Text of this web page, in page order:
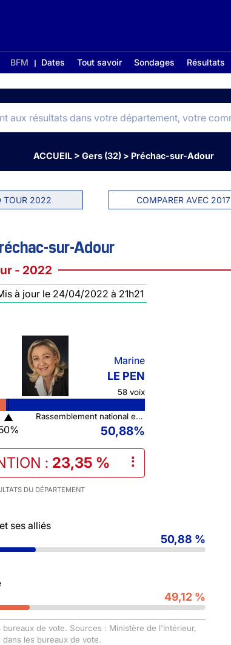
BFM Dates Tout savoir Sondages Résultats
ACCUEIL > Gers (32) > Préchac-sur-Adour
TOUR 2022 COMPARER AVEC 2017
sur-Adour
- 2022
à jour le 24/04/2022 à 21h21
Marine
LE PEN
58 voix
▲
Rassemblement national et ses alliés
50,88%
: 23,35 % ⠇
DU DÉPARTEMENT
ses alliés
50,88 %
49,12 %
de vote. Sources : Ministère de l'intérieur,
les bureaux de vote.